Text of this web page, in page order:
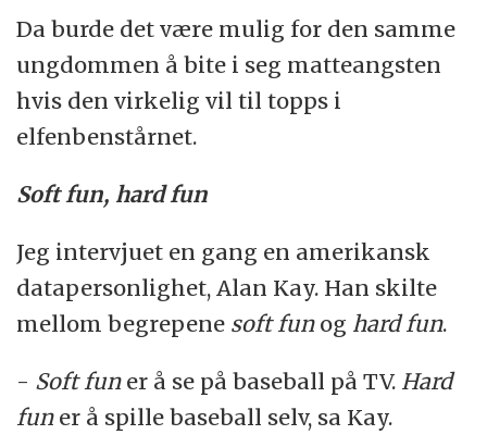
Da burde det være mulig for den samme
ungdommen å bite i seg matteangsten
hvis den virkelig vil til topps i
elfenbenstårnet.
Soft fun, hard fun
Jeg intervjuet en gang en amerikansk
datapersonlighet, Alan Kay. Han skilte
mellom begrepene soft funog hard fun.
- Soft funer å se på baseball på TV. Hard
funer å spille baseball selv, sa Kay.